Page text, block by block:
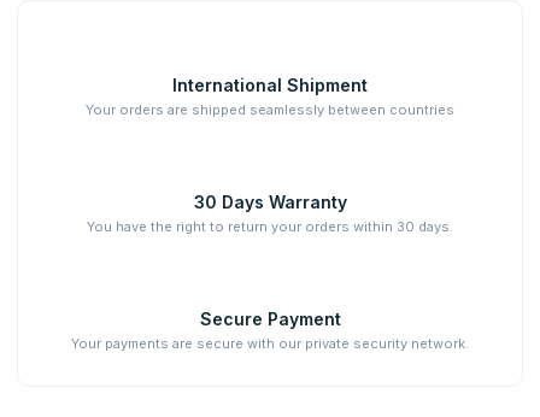
International Shipment
Your orders are shipped seamlessly between countries
30 Days Warranty
You have the right to return your orders within 30 days.
Secure Payment
Your payments are secure with our private security network.